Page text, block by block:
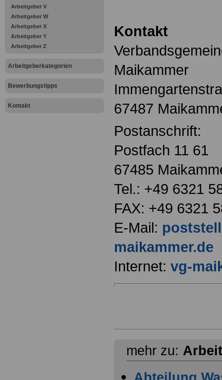
Arbeitgeber V
Arbeitgeber W
Arbeitgeber X
Arbeitgeber Y
Arbeitgeber Z
Arbeitgeberkategorien
Bewerbungstipps
Kontakt
Kontakt
Maikammer
67487
Postanschrift:
Postfach 11 61
67485
Tel.: +49 6321
FAX: +49 6321
E-Mail:
maikammer.de
Internet: vg-
mehr zu: